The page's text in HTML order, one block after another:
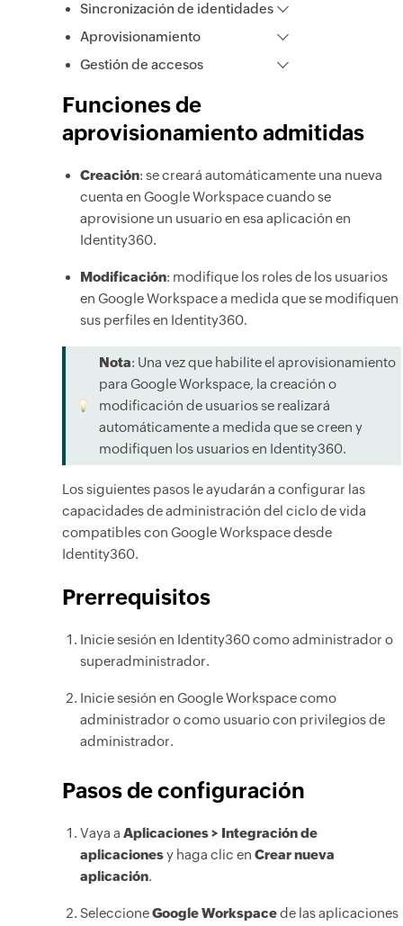
Sincronización de identidades
Aprovisionamiento
Gestión de accesos
Funciones de
aprovisionamiento admitidas
Creación: se creará automáticamente una nueva
cuenta en Google Workspace cuando se
aprovisione un usuario en esa aplicación en
Identity360.
Modificación: modifique los roles de los usuarios
en Google Workspace a medida que se modifiquen
sus perfiles en Identity360.
Nota: Una vez que habilite el aprovisionamiento
para Google Workspace, la creación o
modificación de usuarios se realizará
automáticamente a medida que se creen y
modifiquen los usuarios en Identity360.
Los siguientes pasos le ayudarán a configurar las
capacidades de administración del ciclo de vida
compatibles con Google Workspace desde
Identity360.
Prerrequisitos
Inicie sesión en Identity360 como administrador o
superadministrador.
Inicie sesión en Google Workspace como
administrador o como usuario con privilegios de
administrador.
Pasos de configuración
Vaya a Aplicaciones > Integración de
aplicacionesy haga clic en Crear nueva
aplicación.
SeleccioneGoogle Workspacede las aplicaciones